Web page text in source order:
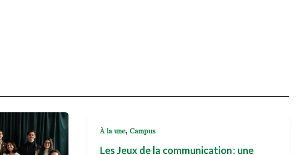
À la une, Campus
Les Jeux de la communication : une